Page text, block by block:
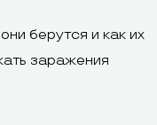
берутся и как их
заражения